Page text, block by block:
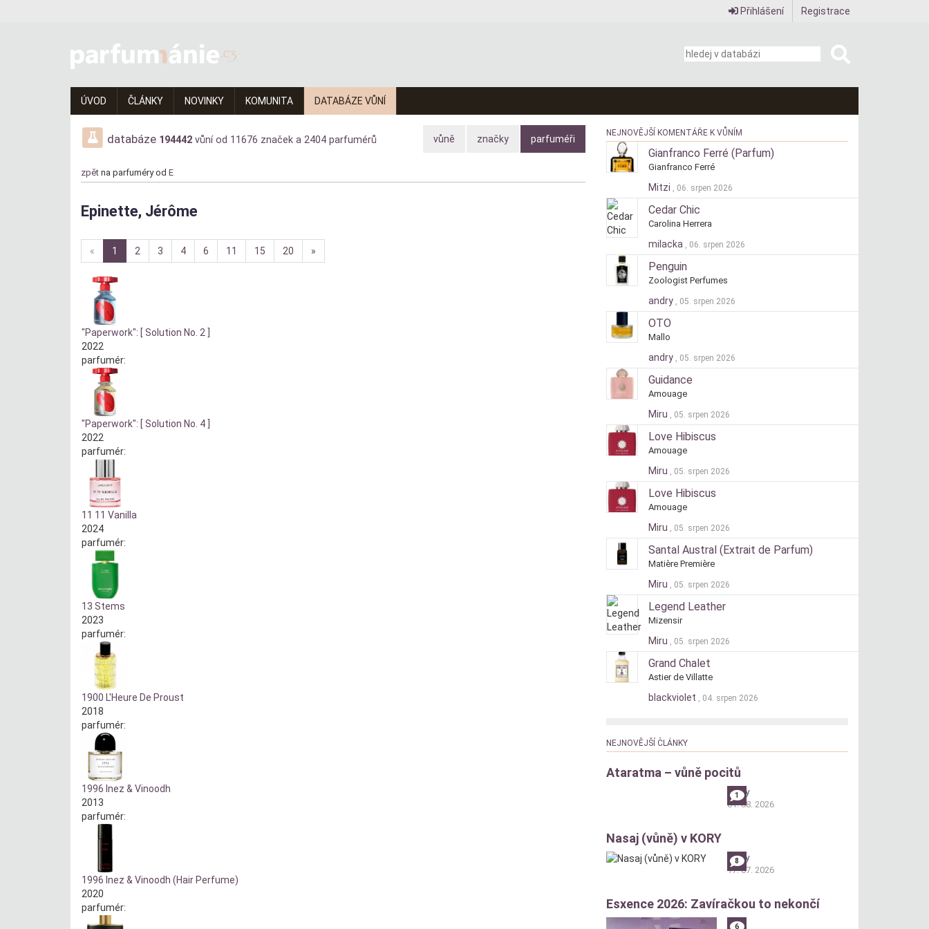
Přihlášení Registrace
parfémech
aromaterapii
ÚVOD ČLÁNKY NOVINKY KOMUNITA DATABÁZE VŮNÍ
databáze 194442 vůní od 11676 značek a 2404 parfumérů vůně značky parfuméři
zpět na parfuméry od E
Epinette, Jérôme
« 1 2 3 4 6 11 15 20 »
"Paperwork": [ Solution No. 2 ]
2022
parfumér:
"Paperwork": [ Solution No. 4 ]
2022
parfumér:
11 11 Vanilla
2024
parfumér:
13 Stems
2023
parfumér:
1900 L'Heure De Proust
2018
parfumér:
1996 Inez & Vinoodh
2013
parfumér:
1996 Inez & Vinoodh (Hair Perfume)
2020
parfumér:
NEJNOVĚJŠÍ KOMENTÁŘE K VŮNÍM
Gianfranco Ferré (Parfum)
Gianfranco Ferré
Mitzi , 06. srpen 2026
Cedar Chic
Carolina Herrera
milacka , 06. srpen 2026
Penguin
Zoologist Perfumes
andry , 05. srpen 2026
OTO
Mallo
andry , 05. srpen 2026
Guidance
Amouage
Miru , 05. srpen 2026
Love Hibiscus
Amouage
Miru , 05. srpen 2026
Love Hibiscus
Amouage
Miru , 05. srpen 2026
Santal Austral (Extrait de Parfum)
Matière Première
Miru , 05. srpen 2026
Legend Leather
Mizensir
Miru , 05. srpen 2026
Grand Chalet
Astier de Villatte
blackviolet , 04. srpen 2026
NEJNOVĚJŠÍ ČLÁNKY
Ataratma – vůně pocitů
1
andry
01. 08. 2026
Nasaj (vůně) v KORY
8
andry
17. 07. 2026
Esxence 2026: Zavíračkou to nekončí
6